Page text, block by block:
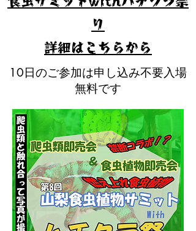
10日のご参加は申し込み不要入場
無料です
り
​詳細はこちらから